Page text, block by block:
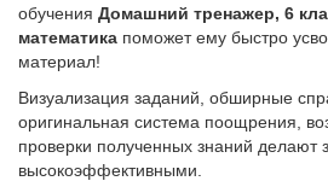
обучения Домашний тренажер, 6
математика поможет ему быстро
материал!
Визуализация заданий, обширные
оригинальная система поощрения,
проверки полученных знаний делают
высокоэффективными.